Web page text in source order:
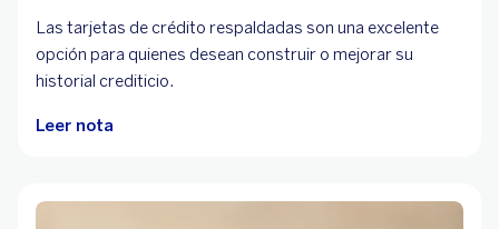
Las tarjetas de crédito respaldadas son una excelente
opción para quienes desean construir o mejorar su
historial crediticio.
Leer nota